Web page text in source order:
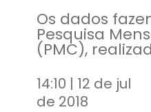
Os dados
Pesquisa
(PMC),
14:10 | 12 de jul
de 2018